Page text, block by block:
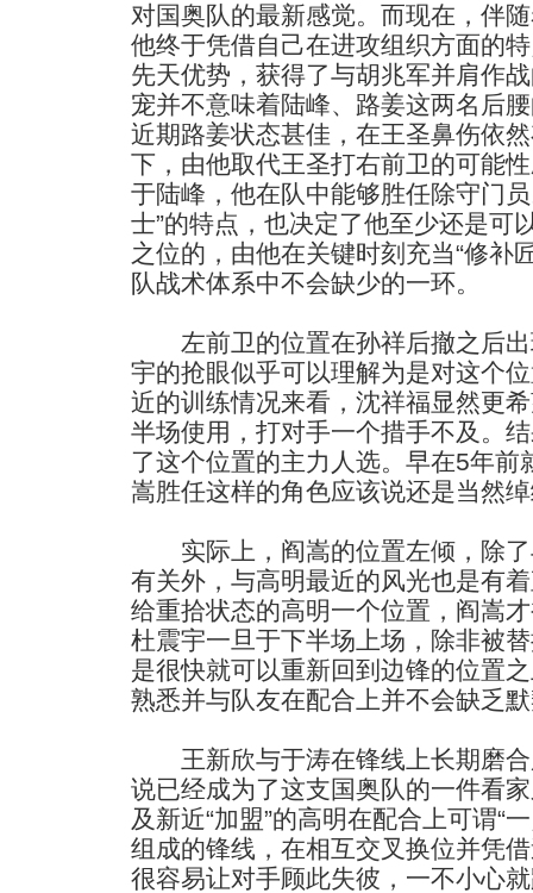
对国奥队的最新感觉。而现在，伴
他终于凭借自己在进攻组织方面的
先天优势，获得了与胡兆军并肩作
宠并不意味着陆峰、路姜这两名后
近期路姜状态甚佳，在王圣鼻伤依
下，由他取代王圣打右前卫的可能
于陆峰，他在队中能够胜任除守门
士”的特点，也决定了他至少还是可
之位的，由他在关键时刻充当“修补
队战术体系中不会缺少的一环。
左前卫的位置在孙祥后撤之后出
宇的抢眼似乎可以理解为是对这个
近的训练情况来看，沈祥福显然更
半场使用，打对手一个措手不及。
了这个位置的主力人选。早在5年前
嵩胜任这样的角色应该说还是当然
实际上，阎嵩的位置左倾，除了
有关外，与高明最近的风光也是有
给重拾状态的高明一个位置，阎嵩
杜震宇一旦于下半场上场，除非被
是很快就可以重新回到边锋的位置
熟悉并与队友在配合上并不会缺乏
王新欣与于涛在锋线上长期磨合
说已经成为了这支国奥队的一件看
及新近“加盟”的高明在配合上可谓“
组成的锋线，在相互交叉换位并凭
很容易让对手顾此失彼，一不小心